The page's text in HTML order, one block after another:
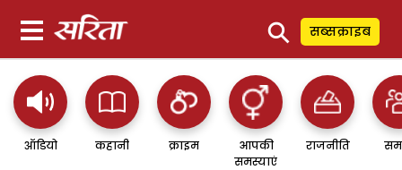
⚲ सब्सक्राइब
ऑडियो कहानी क्राइम
आपकी
समस्याएं
राजनीति